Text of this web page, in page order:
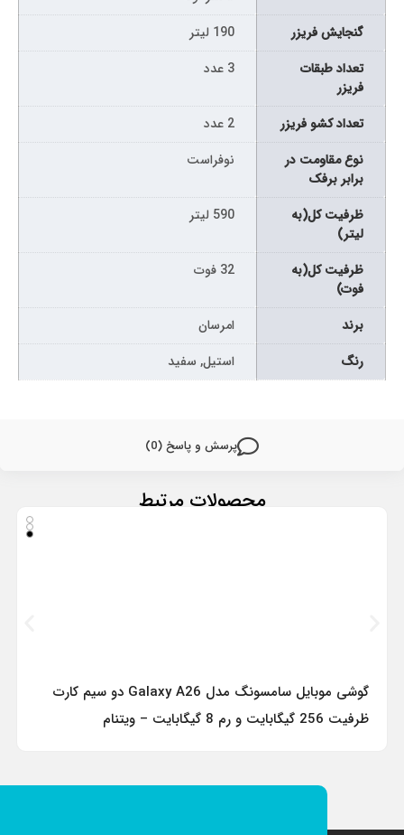
پرسش و پاسخ (0)
گنجایش فریزر
190 لیتر
تعداد طبقات
فریزر
3 عدد
تعداد کشو فریزر
2 عدد
نوع مقاومت در
برابر برفک
نوفراست
ظرفیت کل(به
لیتر)
590 لیتر
ظرفیت کل(به
فوت)
32 فوت
برند
امرسان
رنگ
استیل, سفید
محصولات مرتبط
گوشی موبایل سامسونگ مدل Galaxy A26 دو سیم کارت
ظرفیت 256 گیگابایت و رم 8 گیگابایت – ویتنام